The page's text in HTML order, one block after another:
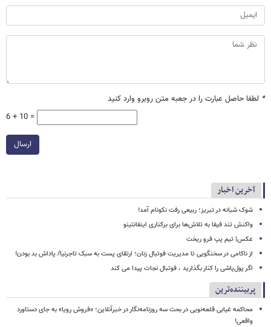
* لطفا حاصل عبارت را در جعبه متن روبرو وارد کنید
6 + 10 =
ارسال
آخرین اخبار
شوک شبانه در تبریز؛ ربیعی رفت نکونام آمد!
واکنش تند فیفا به تلاش‌ها برای برکناری اینفانتینو
عکس| تیم پپ فرو ریخت
از ناکامی در سخنگویی تا مدیریت فوتبال زنان؛ ارتقای پست به سبک تاجرنیا/ پاداش بد بودن!
اگر پول‌پاشی را کنار بگذارید ، فوتبال نجات پیدا می کند
پربیننده‌ترین
محاکمه غیابی قلعه‌نویی در بحث سه روزنامه‌نگار در خبرآنلاین؛ «فروش رویا» به جای دستاورد
واقعی!